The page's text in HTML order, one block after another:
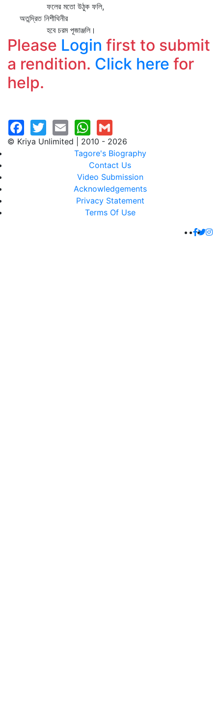
ফলের মতো উঠুক ফলি,
অতন্দ্রিত নিশীথিনীর
হবে চরম পূজাঞ্জলি।
Please Login first to submit
a rendition. Click here for
help.
© Kriya Unlimited | 2010 - 2026
Tagore's Biography
Contact Us
Video Submission
Acknowledgements
Privacy Statement
Terms Of Use